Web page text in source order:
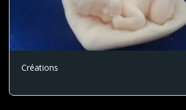
Créations